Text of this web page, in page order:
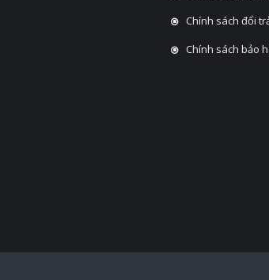
Chính sách đổi
Chính sách bảo